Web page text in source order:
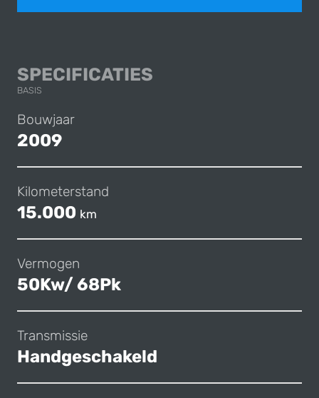
SPECIFICATIES
BASIS
Bouwjaar
2009
Kilometerstand
15.000 km
Vermogen
50Kw/ 68Pk
Transmissie
Handgeschakeld